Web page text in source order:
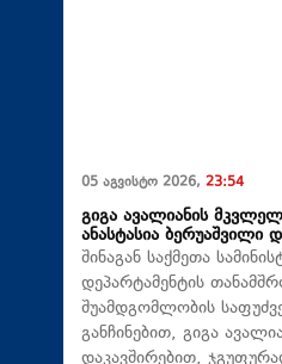
05 აგვისტო 2026, 23:54
გიგა ავალიანის
ანასტასია ბერუაშვილი
შინაგან საქმეთა
დეპარტამენტის
შუამდგომლობის
განჩინებით, გიგა
დაკავშირებით,